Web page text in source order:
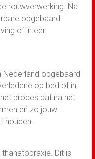
rouwverwerking. Na
opgebaard
of in een
Nederland opgebaard
op bed of in
proces dat na het
en zo jouw
houden.
Dit is